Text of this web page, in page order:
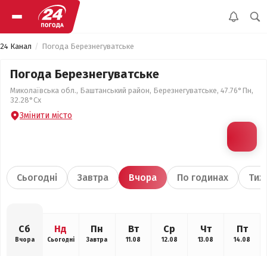
24 Канал Погода Березнегуватське
Погода Березнегуватське
Миколаївська обл., Баштанський район, Березнегуватське, 47.76°Пн,
32.28°Сх
Змінити місто
Сьогодні Завтра Вчора По годинах
Сб
Вчора
Нд
Сьогодні
Пн
Завтра
Вт
11.08
Ср
12.08
Чт
13.08
Пт
14.08